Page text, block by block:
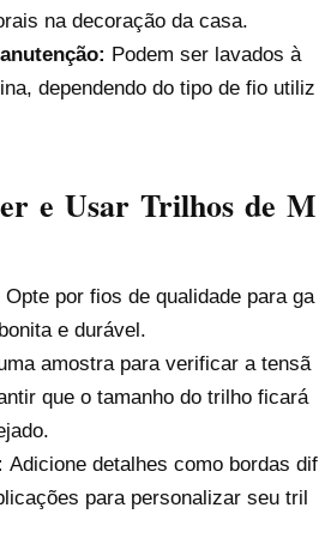
na decoração da casa.
Podem ser lavados à
dependendo do tipo de fio utiliz
e Usar Trilhos de M
Opte por fios de qualidade para ga
e durável.
amostra para verificar a tensã
que o tamanho do trilho ficará
Adicione detalhes como bordas dif
para personalizar seu tril